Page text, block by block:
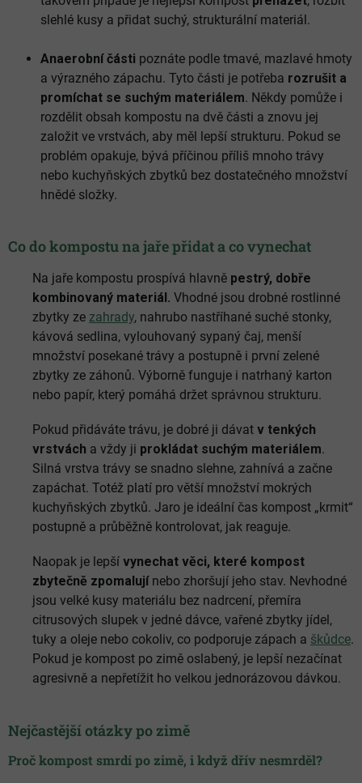
slehlé kusy a přidat suchý, strukturální materiál.
Anaerobní části poznáte podle tmavé, mazlavé hmoty
a výrazného zápachu. Tyto části je potřeba rozrušit a
promíchat se suchým materiálem. Někdy pomůže i
rozdělit obsah kompostu na dvě části a znovu jej
založit ve vrstvách, aby měl lepší strukturu. Pokud se
problém opakuje, bývá příčinou příliš mnoho trávy
nebo kuchyňských zbytků bez dostatečného množství
hnědé složky.
Co do kompostu na jaře přidat a co vynechat
Na jaře kompostu prospívá hlavně pestrý, dobře
kombinovaný materiál. Vhodné jsou drobné rostlinné
zbytky ze zahrady, nahrubo nastříhané suché stonky,
kávová sedlina, vylouhovaný sypaný čaj, menší
množství posekané trávy a postupně i první zelené
zbytky ze záhonů. Výborně funguje i natrhaný karton
nebo papír, který pomáhá držet správnou strukturu.
Pokud přidáváte trávu, je dobré ji dávat v tenkých
vrstvách a vždy ji prokládat suchým materiálem.
Silná vrstva trávy se snadno slehne, zahnívá a začne
zapáchat. Totéž platí pro větší množství mokrých
kuchyňských zbytků. Jaro je ideální čas kompost „krmit“
postupně a průběžně kontrolovat, jak reaguje.
Naopak je lepší vynechat věci, které kompost
zbytečně zpomalujínebo zhoršují jeho stav. Nevhodné
jsou velké kusy materiálu bez nadrcení, přemíra
citrusových slupek v jedné dávce, vařené zbytky jídel,
tuky a oleje nebo cokoliv, co podporuje zápach a škůdce.
Pokud je kompost po zimě oslabený, je lepší nezačínat
agresivně a nepřetížit ho velkou jednorázovou dávkou.
Nejčastější otázky po zimě
Proč kompost smrdí po zimě, i když dřív nesmrděl?